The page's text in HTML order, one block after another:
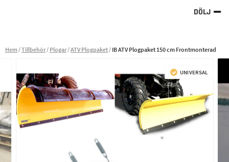
DÖLJ
Hem Tillbehör Plogar ATV Plogpaket IB ATV Plogpaket 150 cm Frontmonterad
UNIVERSAL